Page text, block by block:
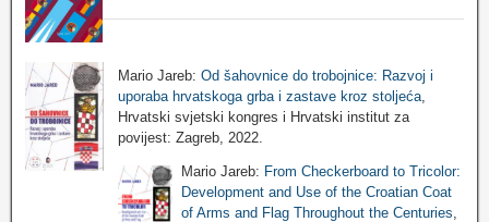
Mario Jareb: Od šahovnice do trobojnice: Razvoj i
uporaba hrvatskoga grba i zastave kroz stoljeća,
Hrvatski svjetski kongres i Hrvatski institut za
povijest: Zagreb, 2022.
Mario Jareb: From Checkerboard to Tricolor:
Development and Use of the Croatian Coat
of Arms and Flag Throughout the Centuries